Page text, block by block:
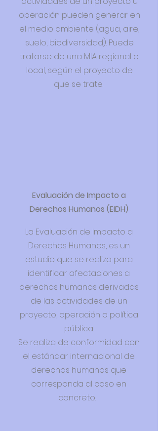
operación pueden generar en
el medio ambiente (agua, aire,
suelo, biodiversidad). Puede
tratarse de una MIA regional o
local, según el proyecto de
que se trate.
Evaluación de Impacto a
Derechos Humanos (EIDH)
La Evaluación de Impacto a
Derechos Humanos, es un
estudio que se realiza para
identificar afectaciones a
derechos humanos derivadas
de las actividades de un
proyecto, operación o política
pública.
Se realiza de conformidad con
el estándar internacional de
derechos humanos que
corresponda al caso en
concreto.